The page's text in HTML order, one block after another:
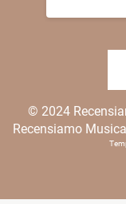
© 2024
Recensiamo